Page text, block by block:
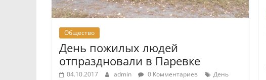
Общество
День пожилых людей
отпраздновали в Паревке
04.10.2017 admin 0 Комментариев
День